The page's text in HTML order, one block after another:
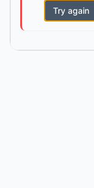
Try again